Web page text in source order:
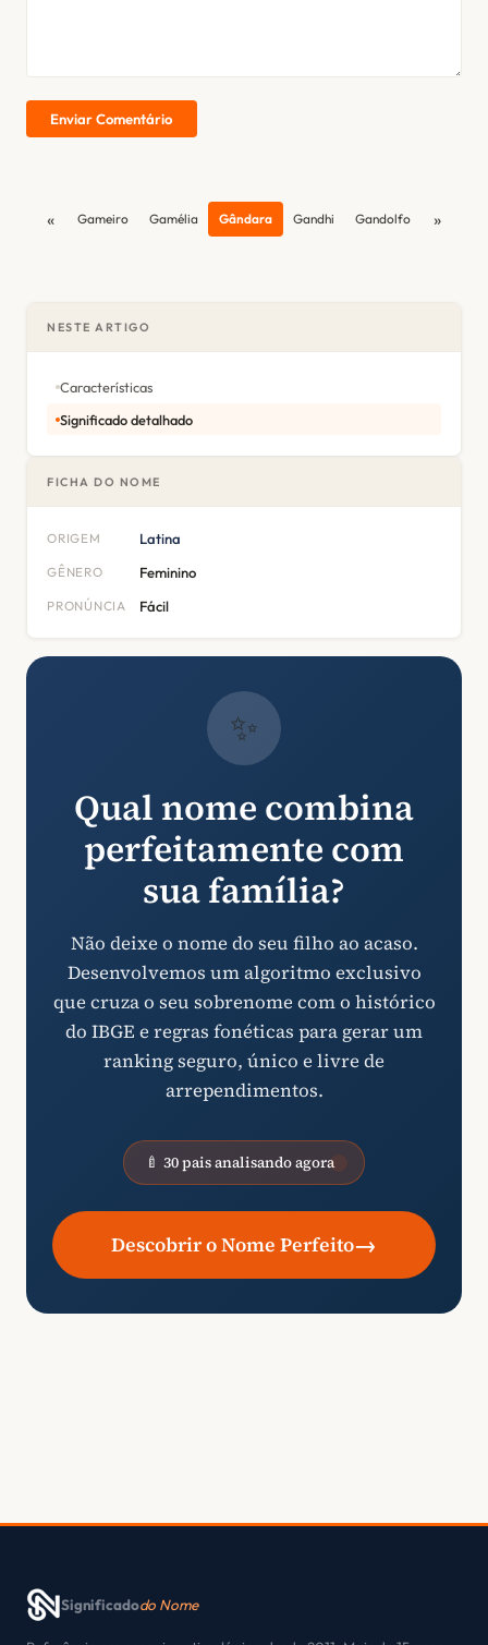
Enviar Comentário
« Gameiro Gamélia Gândara Gandhi Gandolfo »
NESTE ARTIGO
Características
Significado detalhado
FICHA DO NOME
ORIGEM Latina
GÊNERO Feminino
PRONÚNCIA Fácil
✨
Qual nome combina
perfeitamente com
sua família?
Não deixe o nome do seu filho ao acaso.
Desenvolvemos um algoritmo exclusivo
que cruza o seu sobrenome com o histórico
do IBGE e regras fonéticas para gerar um
ranking seguro, único e livre de
arrependimentos.
🍼 30 pais analisando agora
Descobrir o Nome Perfeito→
Significadodo Nome